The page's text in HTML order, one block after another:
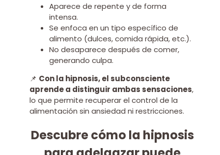
Aparece de repente y de forma
intensa.
Se enfoca en un tipo específico de
alimento (dulces, comida rápida, etc.).
No desaparece después de comer,
generando culpa.
📌 Con la hipnosis, el subconsciente
aprende a distinguir ambas sensaciones,
lo que permite recuperar el control de la
alimentación sin ansiedad ni restricciones.
Descubre cómo la hipnosis